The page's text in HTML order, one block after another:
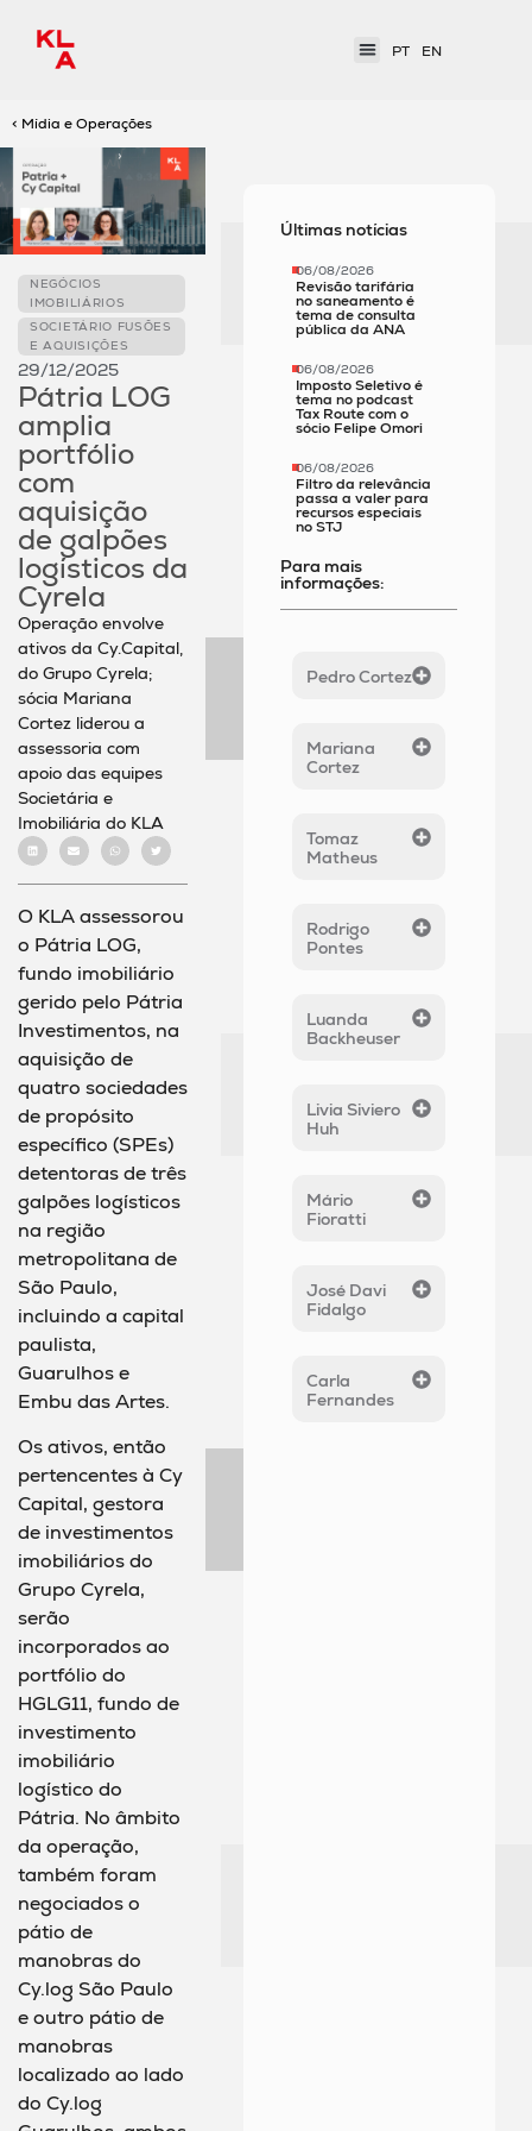
PT EN
< Mídia e Operações
NEGÓCIOS
IMOBILIÁRIOS
SOCIETÁRIO FUSÕES
E AQUISIÇÕES
29/12/2025
Pátria LOG
amplia
portfólio
com
aquisição
de galpões
logísticos da
Cyrela
Operação envolve
ativos da Cy.Capital,
do Grupo Cyrela;
sócia Mariana
Cortez liderou a
assessoria com
apoio das equipes
Societária e
Imobiliária do KLA
O KLA assessorou
o Pátria LOG,
fundo imobiliário
gerido pelo Pátria
Investimentos, na
aquisição de
quatro sociedades
de propósito
específico (SPEs)
detentoras de três
galpões logísticos
na região
metropolitana de
São Paulo,
incluindo a capital
paulista,
Guarulhos e
Embu das Artes.
Os ativos, então
pertencentes à Cy
Capital, gestora
de investimentos
imobiliários do
Grupo Cyrela,
serão
incorporados ao
portfólio do
HGLG11, fundo de
investimento
imobiliário
logístico do
Pátria. No âmbito
da operação,
também foram
negociados o
pátio de
manobras do
Cy.log São Paulo
e outro pátio de
manobras
localizado ao lado
do Cy.log
Últimas notícias
06/08/2026
Revisão tarifária
no saneamento é
tema de consulta
pública da ANA
06/08/2026
Imposto Seletivo é
tema no podcast
Tax Route com o
sócio Felipe Omori
06/08/2026
Filtro da relevância
passa a valer para
recursos especiais
no STJ
Para mais
informações:
Pedro Cortez
Mariana
Cortez
Tomaz
Matheus
Rodrigo
Pontes
Luanda
Backheuser
Livia Siviero
Huh
Mário
Fioratti
José Davi
Fidalgo
Carla
Fernandes